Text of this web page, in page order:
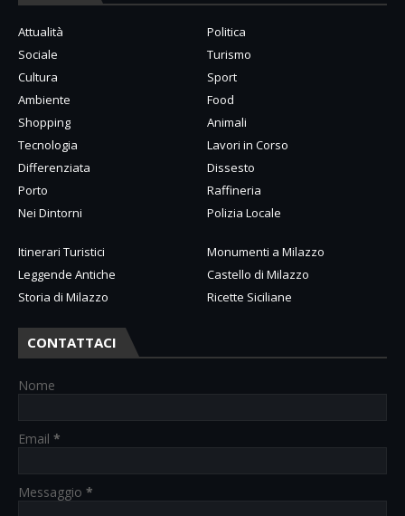
Attualità
Politica
Sociale
Turismo
Cultura
Sport
Ambiente
Food
Shopping
Animali
Tecnologia
Lavori in Corso
Differenziata
Dissesto
Porto
Raffineria
Nei Dintorni
Polizia Locale
Itinerari Turistici
Monumenti a Milazzo
Leggende Antiche
Castello di Milazzo
Storia di Milazzo
Ricette Siciliane
CONTATTACI
Nome
Email *
Messaggio *